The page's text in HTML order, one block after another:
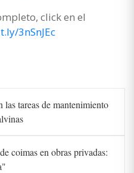
click en el
3nSnJEc
tareas de mantenimiento
coimas en obras privadas: